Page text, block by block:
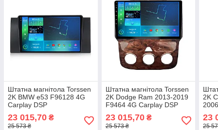
Штатна магнітола Torssen
2K BMW e53 F96128 4G
Carplay DSP
23 015,70 ₴
25 573 ₴
Штатна магнітола Torssen
2K Dodge Ram 2013-2019
F9464 4G Carplay DSP
23 015,70₴
25 573 ₴
2K
23
25